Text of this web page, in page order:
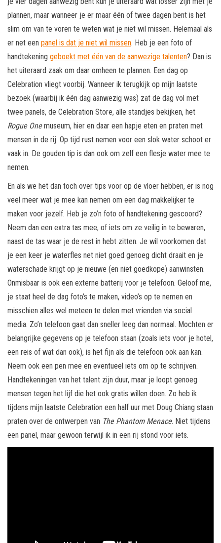
plannen, maar wanneer je er maar één of twee dagen bent is het
slim om van te voren te weten wat je niet wil missen. Helemaal als
er net een panel is dat je niet wil missen. Heb je een foto of
handtekening geboekt met één van de aanwezige talenten? Dan is
het uiteraard zaak om daar omheen te plannen. Een dag op
Celebration vliegt voorbij. Wanneer ik terugkijk op mijn laatste
bezoek (waarbij ik één dag aanwezig was) zat de dag vol met
twee panels, de Celebration Store, alle standjes bekijken, het
Rogue Onemuseum, hier en daar een hapje eten en praten met
mensen in de rij. Op tijd rust nemen voor een slok water schoot er
vaak in. De gouden tip is dan ook om zelf een flesje water mee te
nemen.
En als we het dan toch over tips voor op de vloer hebben, er is nog
veel meer wat je mee kan nemen om een dag makkelijker te
maken voor jezelf. Heb je zo’n foto of handtekening gescoord?
Neem dan een extra tas mee, of iets om ze veilig in te bewaren,
naast de tas waar je de rest in hebt zitten. Je wil voorkomen dat
je een keer je waterfles net niet goed genoeg dicht draait en je
waterschade krijgt op je nieuwe (en niet goedkope) aanwinsten.
Onmisbaar is ook een externe batterij voor je telefoon. Geloof me,
je staat heel de dag foto’s te maken, video’s op te nemen en
misschien alles wel meteen te delen met vrienden via social
media. Zo’n telefoon gaat dan sneller leeg dan normaal. Mochten er
belangrijke gegevens op je telefoon staan (zoals iets voor je hotel,
een reis of wat dan ook), is het fijn als die telefoon ook aan kan.
Neem ook een pen mee en eventueel iets om op te schrijven.
Handtekeningen van het talent zijn duur, maar je loopt genoeg
mensen tegen het lijf die het ook gratis willen doen. Zo heb ik
tijdens mijn laatste Celebration een half uur met Doug Chiang staan
praten over de ontwerpen van The Phantom Menace. Niet tijdens
een panel, maar gewoon terwijl ik in een rij stond voor iets.